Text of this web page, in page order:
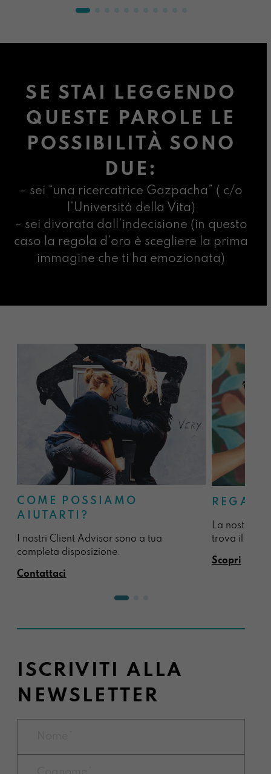
SE STAI LEGGENDO
QUESTE PAROLE LE
POSSIBILITÀ SONO
DUE:
– sei “una ricercatrice Gazpacha” ( c/o
l’Università della Vita)
– sei divorata dall’indecisione (in questo
caso la regola d’oro è scegliere la prima
immagine che ti ha emozionata)
COME POSSIAMO
AIUTARTI?
I nostri Client Advisor sono a tua
completa disposizione.
Contattaci
La nostra
trova il
Scopri
ISCRIVITI ALLA
NEWSLETTER